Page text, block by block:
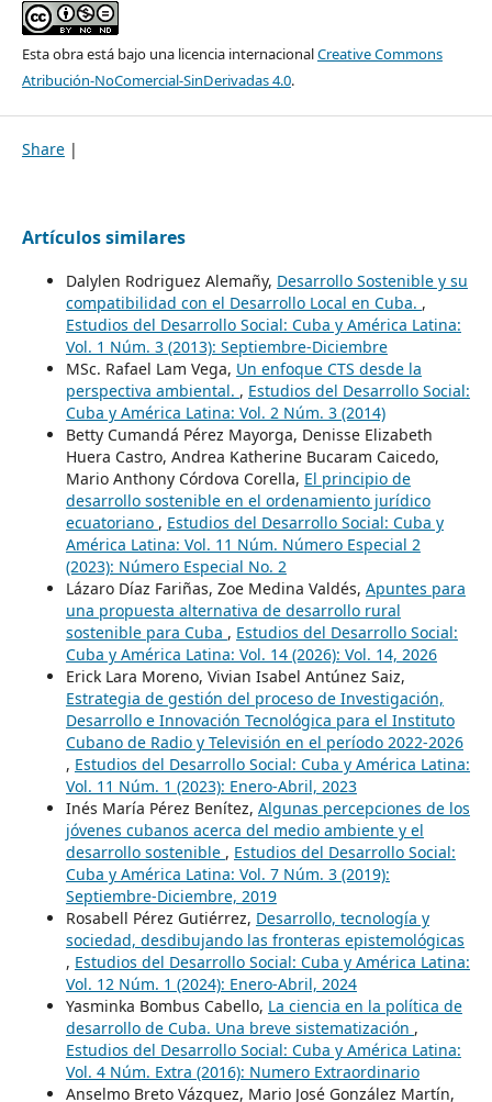
Esta obra está bajo una licencia internacionalCreative Commons
Atribución-NoComercial-SinDerivadas 4.0.
Share |
Artículos similares
Dalylen Rodriguez Alemañy, Desarrollo Sostenible y su
compatibilidad con el Desarrollo Local en Cuba. ,
Estudios del Desarrollo Social: Cuba y América Latina:
Vol. 1 Núm. 3 (2013): Septiembre-Diciembre
MSc. Rafael Lam Vega, Un enfoque CTS desde la
perspectiva ambiental. , Estudios del Desarrollo Social:
Cuba y América Latina: Vol. 2 Núm. 3 (2014)
Betty Cumandá Pérez Mayorga, Denisse Elizabeth
Huera Castro, Andrea Katherine Bucaram Caicedo,
Mario Anthony Córdova Corella, El principio de
desarrollo sostenible en el ordenamiento jurídico
ecuatoriano , Estudios del Desarrollo Social: Cuba y
América Latina: Vol. 11 Núm. Número Especial 2
(2023): Número Especial No. 2
Lázaro Díaz Fariñas, Zoe Medina Valdés, Apuntes para
una propuesta alternativa de desarrollo rural
sostenible para Cuba , Estudios del Desarrollo Social:
Cuba y América Latina: Vol. 14 (2026): Vol. 14, 2026
Erick Lara Moreno, Vivian Isabel Antúnez Saiz,
Estrategia de gestión del proceso de Investigación,
Desarrollo e Innovación Tecnológica para el Instituto
Cubano de Radio y Televisión en el período 2022-2026
, Estudios del Desarrollo Social: Cuba y América Latina:
Vol. 11 Núm. 1 (2023): Enero-Abril, 2023
Inés María Pérez Benítez, Algunas percepciones de los
jóvenes cubanos acerca del medio ambiente y el
desarrollo sostenible , Estudios del Desarrollo Social:
Cuba y América Latina: Vol. 7 Núm. 3 (2019):
Septiembre-Diciembre, 2019
Rosabell Pérez Gutiérrez, Desarrollo, tecnología y
sociedad, desdibujando las fronteras epistemológicas
, Estudios del Desarrollo Social: Cuba y América Latina:
Vol. 12 Núm. 1 (2024): Enero-Abril, 2024
Yasminka Bombus Cabello, La ciencia en la política de
desarrollo de Cuba. Una breve sistematización ,
Estudios del Desarrollo Social: Cuba y América Latina:
Vol. 4 Núm. Extra (2016): Numero Extraordinario
Anselmo Breto Vázquez, Mario José González Martín,